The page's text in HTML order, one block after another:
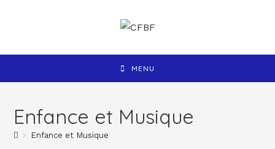
MENU
Enfance et Musique
> Enfance et Musique